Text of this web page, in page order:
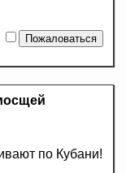
по Кубани!